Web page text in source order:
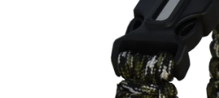
hvězdiček.